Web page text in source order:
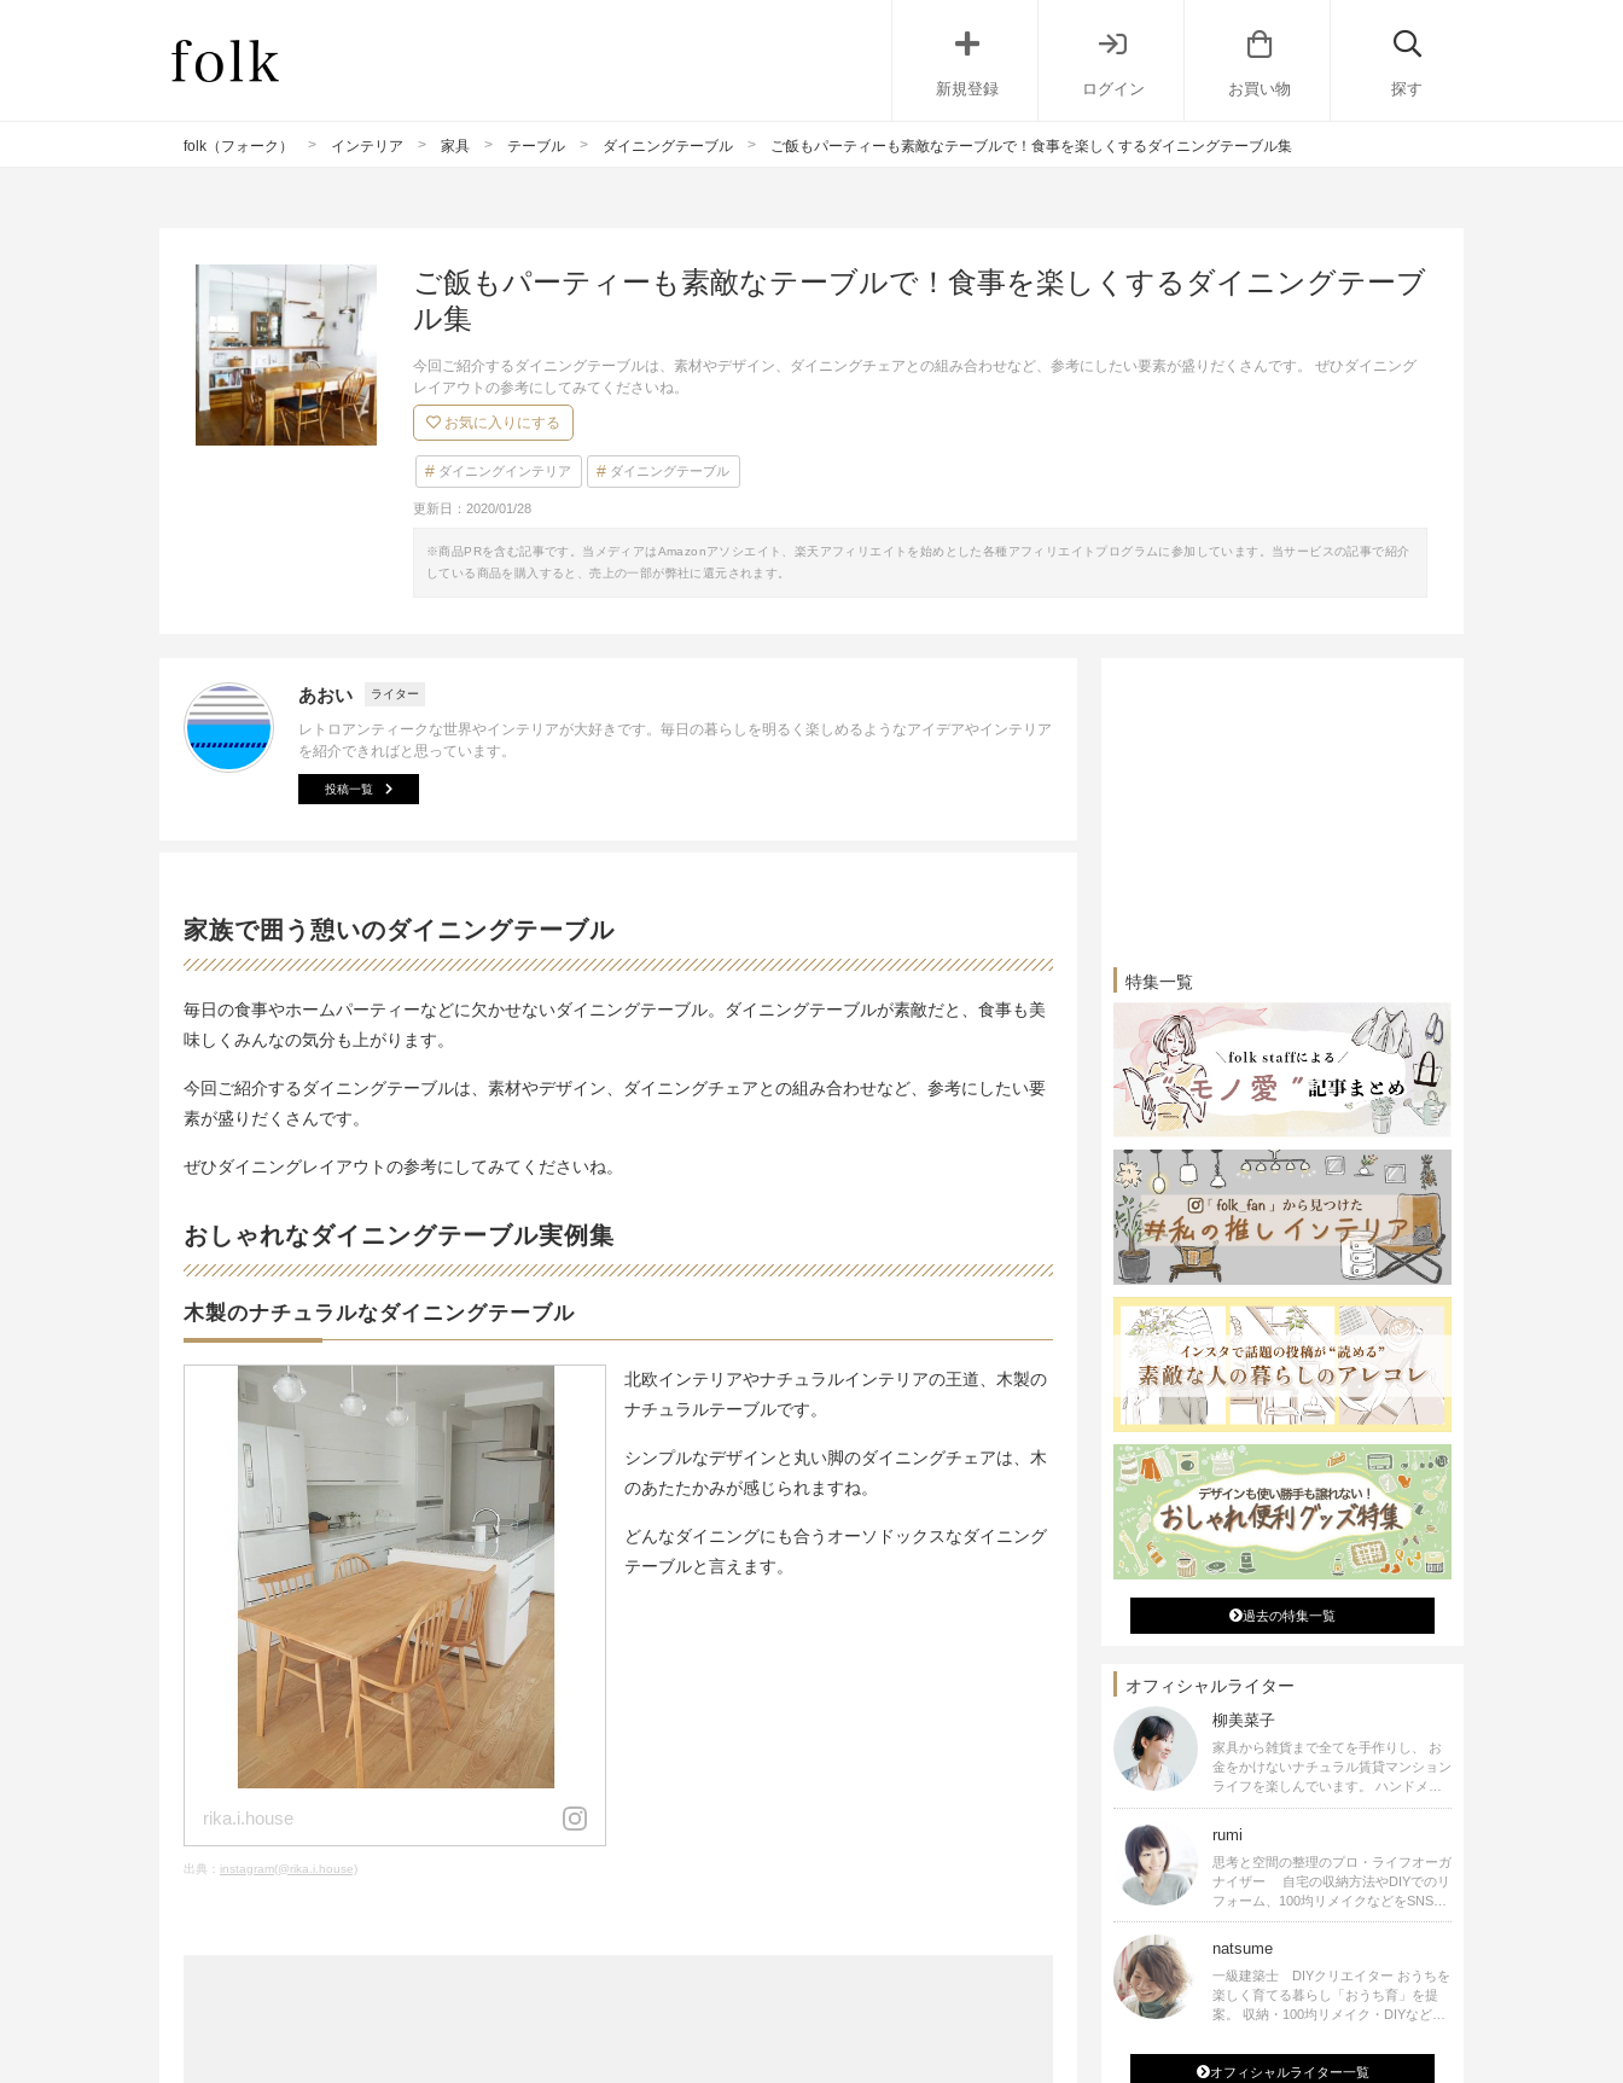
新規登録 ログイン お買い物 探す
folk（フォーク） インテリア 家具 テーブル ダイニングテーブル ご飯もパーティーも素敵なテーブルで！食事を楽しくするダイニングテーブル集
ご飯もパーティーも素敵なテーブルで！食事を楽しくするダイニングテーブ
ル集
今回ご紹介するダイニングテーブルは、素材やデザイン、ダイニングチェアとの組み合わせなど、参考にしたい要素が盛りだくさんです。 ぜひダイニング
レイアウトの参考にしてみてくださいね。
お気に入りにする
ダイニングインテリア ダイニングテーブル
更新日： 2020/01/28
※商品PRを含む記事です。当メディアはAmazonアソシエイト、楽天アフィリエイトを始めとした各種アフィリエイトプログラムに参加しています。当サービスの記事で紹介
している商品を購入すると、売上の一部が弊社に還元されます。
あおい ライター
レトロアンティークな世界やインテリアが大好きです。毎日の暮らしを明るく楽しめるようなアイデアやインテリア
を紹介できればと思っています。
投稿一覧
家族で囲う憩いのダイニングテーブル
毎日の食事やホームパーティーなどに欠かせないダイニングテーブル。ダイニングテーブルが素敵だと、食事も美
味しくみんなの気分も上がります。
今回ご紹介するダイニングテーブルは、素材やデザイン、ダイニングチェアとの組み合わせなど、参考にしたい要
素が盛りだくさんです。
ぜひダイニングレイアウトの参考にしてみてくださいね。
おしゃれなダイニングテーブル実例集
木製のナチュラルなダイニングテーブル
rika.i.house
出典： instagram(@rika.i.house)
北欧インテリアやナチュラルインテリアの王道、木製の
ナチュラルテーブルです。
シンプルなデザインと丸い脚のダイニングチェアは、木
のあたたかみが感じられますね。
どんなダイニングにも合うオーソドックスなダイニング
テーブルと言えます。
特集一覧
過去の特集一覧
オフィシャルライター
柳美菜子
家具から雑貨まで全てを手作りし、 お
金をかけないナチュラル賃貸マンション
ライフを楽しんでいます。 ハンドメイ
ド雑貨やインテリアに関する著書も出
ます。
rumi
思考と空間の整理のプロ・ライフオーガ
ナイザー 自宅の収納方法やDIYでのリ
フォーム、100均リメイクなどをSNSで
公開中。 収納やリメイク、インテリア
シピ提供、店舗プロデュース 2016年９
月に宝島社より【Rumiのおうち時間を
楽しむインテリア】を出版しました。
natsume
一級建築士 DIYクリエイター おうちを
楽しく育てる暮らし「おうち育」を提
案。 収納・100均リメイク・DIYなどお
発信中。 著書 なつめさんちの新しい
のになつかしいアンティークな部屋つく
オフィシャルライター一覧